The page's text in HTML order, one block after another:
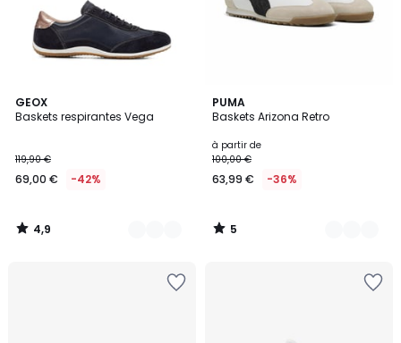
GEOX
Baskets respirantes Vega
119,90 €
69,00 € -42%
4,9
/ 5
2
Couleurs
4,9
/
PUMA
Baskets Arizona Retro
à partir de
100,00 €
63,99 € -36%
5
/
2
Couleurs
5
/